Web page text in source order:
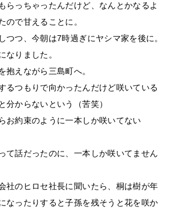
らっちゃったんだけど、なんとかなるよ
ので甘えることに。
つつ、今朝は7時過ぎにヤシマ家を後に。
なりました。
抱えながら三島町へ。
るつもりで向かったんだけど咲いている
分からないという（苦笑）
お約束のように一本しか咲いてない
て話だったのに、一本しか咲いてません
社のヒロセ社長に聞いたら、桐は樹が年
なったりすると子孫を残そうと花を咲か